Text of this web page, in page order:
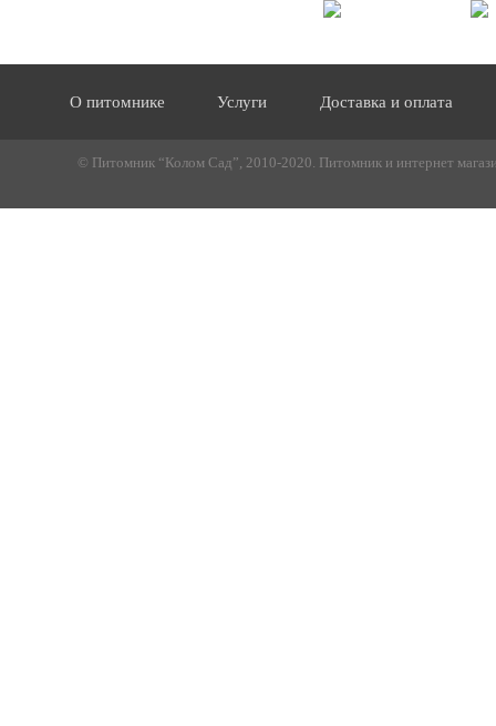
О питомнике Услуги Доставка и оплата
© Питомник “Колом Сад”, 2010-2020. Питомник и интернет